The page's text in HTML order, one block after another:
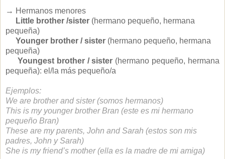
→ Hermanos menores
Little brother /sister (hermano pequeño, hermana
pequeña)
Younger brother / sister (hermano pequeño, hermana
pequeña)
Youngest brother / sister (hermano pequeño, hermana
pequeña): el/la más pequeño/a
Ejemplos:
We are brother and sister (somos hermanos)
This is my younger brother Bran (este es mi hermano
pequeño Bran)
These are my parents, John and Sarah (estos son mis
padres, John y Sarah)
She is my friend’s mother (ella es la madre de mi amiga)